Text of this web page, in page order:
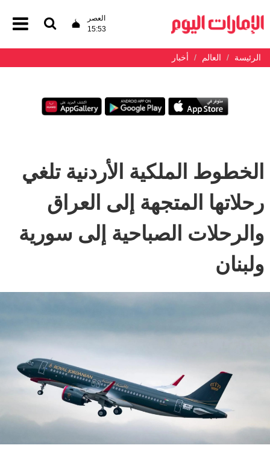
العصر
15:53
الرئيسة العالم أخبار
الخطوط الملكية الأردنية تلغي
رحلاتها المتجهة إلى العراق
والرحلات الصباحية إلى سورية
ولبنان